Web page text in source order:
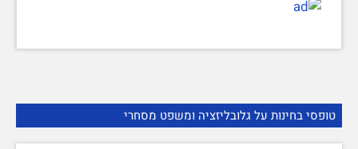
טופסי בחינות על גלובליזציה ומשפט מסחרי